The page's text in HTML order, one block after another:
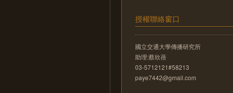
授權聯絡窗口
國立交通大學傳播研究所
助理:蔡欣蓓
03-5712121#58213
paye7442@gmail.com